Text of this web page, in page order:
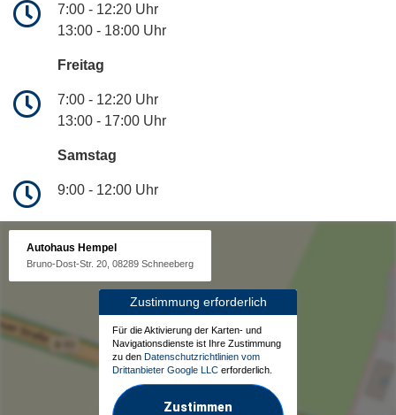
7:00 - 12:20 Uhr
13:00 - 18:00 Uhr
Freitag
7:00 - 12:20 Uhr
13:00 - 17:00 Uhr
Samstag
9:00 - 12:00 Uhr
Autohaus Hempel
Bruno-Dost-Str. 20, 08289 Schneeberg
Zustimmung erforderlich
Für die Aktivierung der Karten- und
Navigationsdienste ist Ihre Zustimmung
zu den Datenschutzrichtlinien vom
Drittanbieter Google LLC erforderlich.
Zustimmen